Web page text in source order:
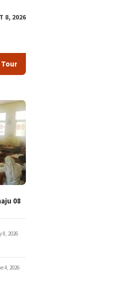
8, 2026
Salak Kian Diminati, Ratusan
08
8, 2026
4, 2026